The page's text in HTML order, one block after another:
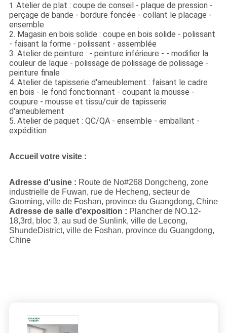
1. Atelier de plat : coupe de conseil - plaque de pression -
perçage de bande - bordure foncée - collant le placage -
ensemble
2. Magasin en bois solide : coupe en bois solide - polissant
- faisant la forme - polissant - assemblée
3. Atelier de peinture : - peinture inférieure - - modifier la
couleur de laque - polissage de polissage de polissage -
peinture finale
4. Atelier de tapisserie d'ameublement : faisant le cadre
en bois - le fond fonctionnant - coupant la mousse -
coupure - mousse et tissu/cuir de tapisserie
d'ameublement
5. Atelier de paquet : QC/QA - ensemble - emballant -
expédition
Accueil votre visite :
Adresse d'usine : Route de No#268 Dongcheng, zone
industrielle de Fuwan, rue de Hecheng, secteur de
Gaoming, ville de Foshan, province du Guangdong, Chine
Adresse de salle d'exposition : Plancher de NO.12-
18,3rd, bloc 3, au sud de Sunlink, ville de Lecong,
ShundeDistrict, ville de Foshan, province du Guangdong,
Chine